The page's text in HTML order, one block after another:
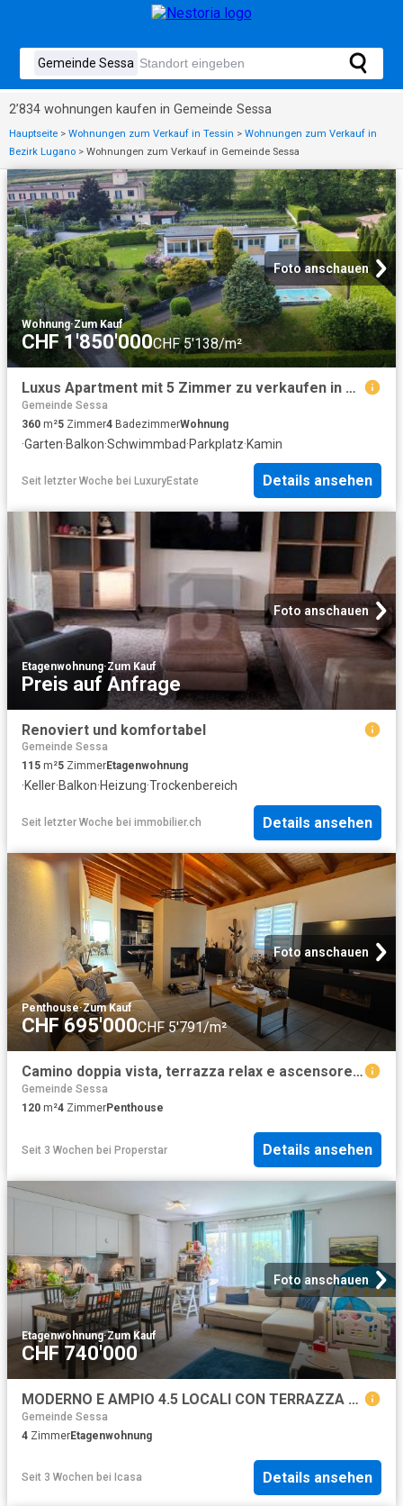
2’834 wohnungen kaufen in Gemeinde Sessa
Hauptseite > Wohnungen zum Verkauf in Tessin > Wohnungen zum Verkauf in
Bezirk Lugano > Wohnungen zum Verkauf in Gemeinde Sessa
Foto anschauen
Wohnung·Zum Kauf
CHF 1'850'000CHF 5'138/m²
Luxus Apartment mit 5 Zimmer zu verkaufen in Stabio, Schweiz
Gemeinde Sessa
360 m²5 Zimmer4 BadezimmerWohnung
·Garten·Balkon·Schwimmbad·Parkplatz·Kamin
Seit letzter Woche bei LuxuryEstate Details ansehen
Foto anschauen
Etagenwohnung·Zum Kauf
Preis auf Anfrage
Renoviert und komfortabel
Gemeinde Sessa
115 m²5 ZimmerEtagenwohnung
·Keller·Balkon·Heizung·Trockenbereich
Seit letzter Woche bei immobilier.ch Details ansehen
Foto anschauen
Penthouse·Zum Kauf
CHF 695'000CHF 5'791/m²
Camino doppia vista, terrazza relax e ascensore con accesso diretto in casa
Gemeinde Sessa
120 m²4 ZimmerPenthouse
Seit 3 Wochen bei Properstar Details ansehen
Foto anschauen
Etagenwohnung·Zum Kauf
CHF 740'000
MODERNO E AMPIO 4.5 LOCALI CON TERRAZZA A BELLINZONA
Gemeinde Sessa
4 ZimmerEtagenwohnung
Seit 3 Wochen bei Icasa Details ansehen